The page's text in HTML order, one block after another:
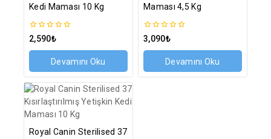
Kedi Maması 10 Kg
0
üzerinden
2,590₺
Devamını Oku
Maması 4,5 Kg
0
üzerinden
3,090₺
Devamını Oku
Royal Canin Sterilised 37